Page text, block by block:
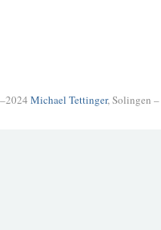
Michael Tettinger, Solingen –